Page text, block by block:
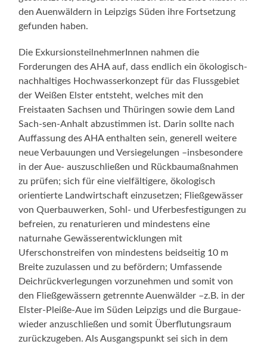
den Auenwäldern in Leipzigs Süden ihre Fortsetzung
gefunden haben.
Die ExkursionsteilnehmerInnen nahmen die
Forderungen des AHA auf, dass endlich ein ökologisch-
nachhaltiges Hochwasserkonzept für das Flussgebiet
der Weißen Elster entsteht, welches mit den
Freistaaten Sachsen und Thüringen sowie dem Land
Sach-sen-Anhalt abzustimmen ist. Darin sollte nach
Auffassung des AHA enthalten sein, generell weitere
neue Verbauungen und Versiegelungen –insbesondere
in der Aue- auszuschließen und Rückbaumaßnahmen
zu prüfen; sich für eine vielfältigere, ökologisch
orientierte Landwirtschaft einzusetzen; Fließgewässer
von Querbauwerken, Sohl- und Uferbesfestigungen zu
befreien, zu renaturieren und mindestens eine
naturnahe Gewässerentwicklungen mit
Uferschonstreifen von mindestens beidseitig 10 m
Breite zuzulassen und zu befördern; Umfassende
Deichrückverlegungen vorzunehmen und somit von
den Fließgewässern getrennte Auenwälder –z.B. in der
Elster-Pleiße-Aue im Süden Leipzigs und die Burgaue-
wieder anzuschließen und somit Überflutungsraum
zurückzugeben. Als Ausgangspunkt sei sich in dem